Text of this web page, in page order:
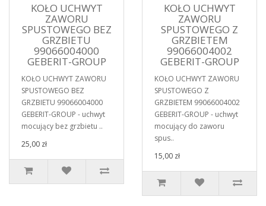
KOŁO UCHWYT
ZAWORU
SPUSTOWEGO BEZ
GRZBIETU
99066004000
GEBERIT-GROUP
KOŁO UCHWYT ZAWORU
SPUSTOWEGO BEZ
GRZBIETU 99066004000
GEBERIT-GROUP - uchwyt
mocujący bez grzbietu ..
25,00 zł
KOŁO UCHWYT
ZAWORU
SPUSTOWEGO Z
GRZBIETEM
99066004002
GEBERIT-GROUP
KOŁO UCHWYT ZAWORU
SPUSTOWEGO Z
GRZBIETEM 99066004002
GEBERIT-GROUP - uchwyt
mocujący do zaworu
spus..
15,00 zł